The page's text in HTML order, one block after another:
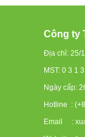
Công ty
Địa chỉ: 25/1
MST: 0 3 1
Ngày cấp:
Hotline :
Email :